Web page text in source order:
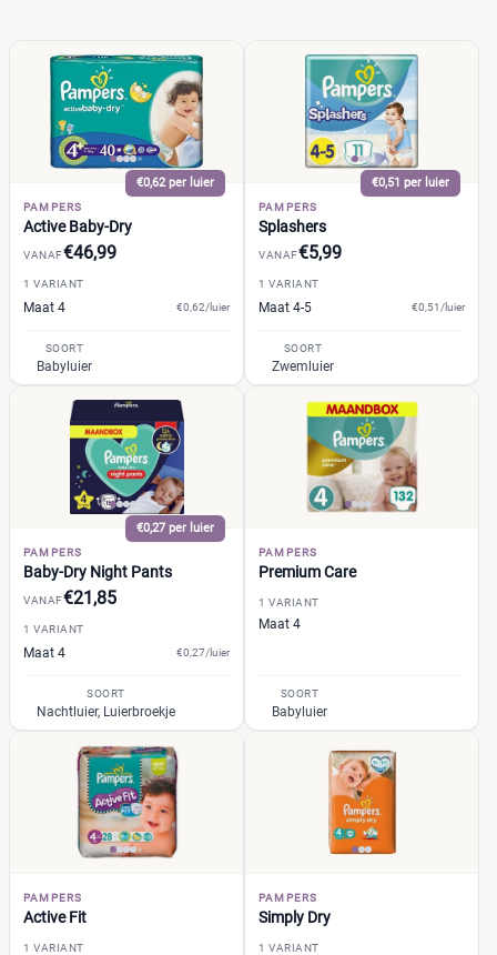
Verpakking
Maandbox
Standaard pak
Voordeelpak
Voorraadbox (2)
Maat
4
13+
14+
2
▼ +26 meer
Kenmerk
Milieuvriendelijk
Ongeparfumeerd
Urine-indicator
Geslacht
Jongen en meisje
€0,62 per luier
PAMPERS
Active Baby-Dry
VANAF€46,99
1 VARIANT
Maat 4 €0,62/luier
SOORT
Babyluier
€0,51 per luier
PAMPERS
Splashers
VANAF€5,99
1 VARIANT
Maat 4-5 €0,51/luier
SOORT
Zwemluier
€0,27 per luier
PAMPERS
Baby-Dry Night Pants
VANAF€21,85
1 VARIANT
Maat 4 €0,27/luier
SOORT
Nachtluier, Luierbroekje
PAMPERS
Premium Care
1 VARIANT
Maat 4
SOORT
Babyluier
PAMPERS
Active Fit
1 VARIANT
PAMPERS
Simply Dry
1 VARIANT